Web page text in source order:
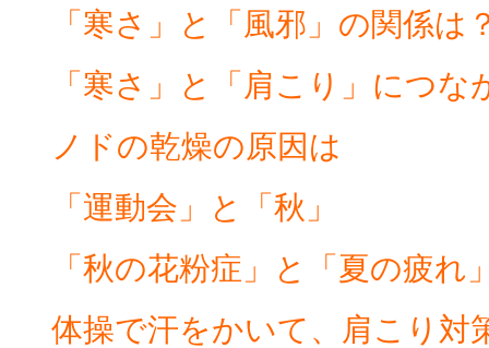
「寒さ」と「風邪」の関係は
「寒さ」と「肩こり」につな
ノドの乾燥の原因は
「運動会」と「秋」
「秋の花粉症」と「夏の疲れ
体操で汗をかいて、肩こり対